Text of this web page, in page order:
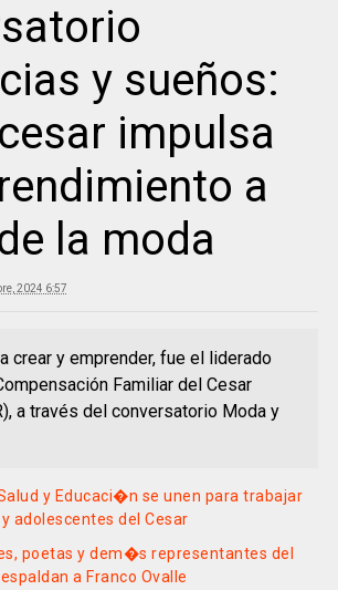
y sueños:
impulsa
a
la moda
2024 6:57
crear y emprender, fue el liderado
Familiar del Cesar
a través del conversatorio Moda y
y Educaci�n se unen para trabajar
adolescentes del Cesar
poetas y dem�s representantes del
a Franco Ovalle